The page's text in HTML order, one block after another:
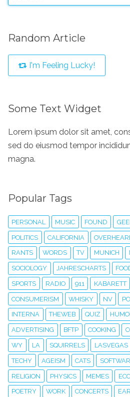
Random Article
I'm Feeling Lucky!
Some Text Widget
Lorem ipsum dolor sit amet,
sed do eiusmod tempor
magna.
Popular Tags
PERSONAL MUSIC FOUND
POLITICS CALIFORNIA
RANTS WORDS TV MUNICH
SOCIOLOGY JAHRESCHARTS
SPORTS RADIO 911 KABARETT
CONSUMERISM WHISKY NV
INTERNA THEWEB QUIZ
ADVERTISING BFTP COOKING
WY LA SQUIRRELS LASVEGAS
TECHY AGEISM CATS
RELIGION PHYSICS MEMES
POETRY WORK CONCERTS